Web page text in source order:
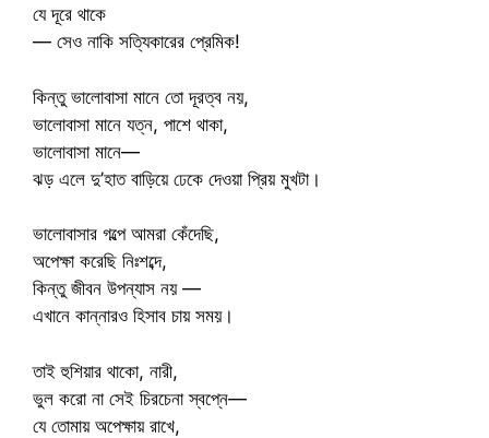
যে দূরে থাকে
— সেও নাকি সত্যিকারের প্রেমিক!
কিন্তু ভালোবাসা মানে তো দূরত্ব নয়,
ভালোবাসা মানে যত্ন, পাশে থাকা,
ভালোবাসা মানে—
ঝড় এলে দু’হাত বাড়িয়ে ঢেকে দেওয়া প্রিয় মুখটা।
ভালোবাসার গল্পে আমরা কেঁদেছি,
অপেক্ষা করেছি নিঃশব্দে,
কিন্তু জীবন উপন্যাস নয় —
এখানে কান্নারও হিসাব চায় সময়।
তাই হুশিয়ার থাকো, নারী,
ভুল করো না সেই চিরচেনা স্বপ্নে—
যে তোমায় অপেক্ষায় রাখে,